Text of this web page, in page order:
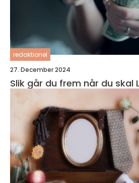
redaktionel
27. December 2024
Slik går du frem når du skal